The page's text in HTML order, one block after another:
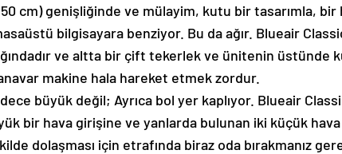
cm) genişliğinde ve mülayim, kutu bir tasarımla, bir
bilgisayara benziyor. Bu da ağır. Blueair
ve altta bir çift tekerlek ve ünitenin üstünde
makine hala hareket etmek zordur.
büyük değil; Ayrıca bol yer kaplıyor. Blueair
bir hava girişine ve yanlarda bulunan iki küçük hava
dolaşması için etrafında biraz oda bırakmanız